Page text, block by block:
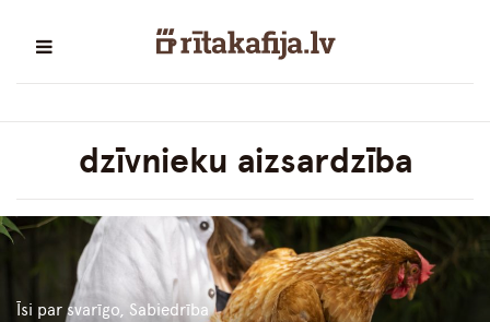
dzīvnieku aizsardzība
Īsi par svarīgo, Sabiedrība